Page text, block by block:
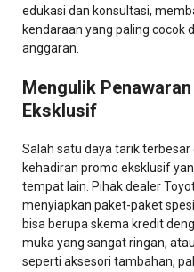
edukasi dan konsultasi,
kendaraan yang paling cocok
anggaran.
Mengulik
Eksklusif
Salah satu daya tarik
kehadiran promo eksklusif
tempat lain. Pihak dealer
menyiapkan paket-paket
bisa berupa skema kredit
muka yang sangat ringan,
seperti aksesori tambahan,